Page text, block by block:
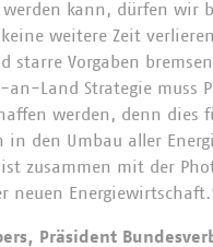
kann, dürfen wir
weitere Zeit
starre Vorgaben
an-Land Strategie muss
werden, denn dies
in den Umbau aller
zusammen mit der
neuen
Präsident